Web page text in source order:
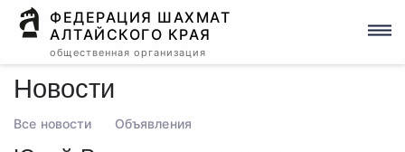
ФЕДЕРАЦИЯ ШАХМАТ
АЛТАЙСКОГО КРАЯ
общественная организация
Новости
Все новости Объявления